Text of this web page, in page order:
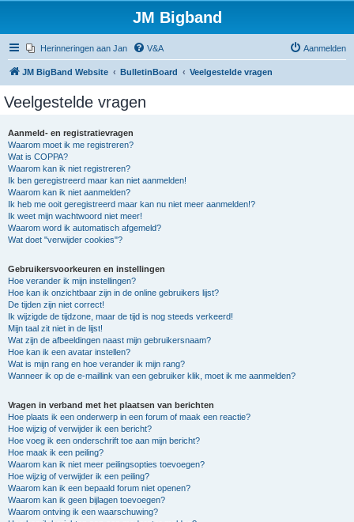
JM Bigband
Herinneringen aan Jan V&A Aanmelden
JM BigBand Website BulletinBoard Veelgestelde vragen
Veelgestelde vragen
Aanmeld- en registratievragen
Waarom moet ik me registreren?
Wat is COPPA?
Waarom kan ik niet registreren?
Ik ben geregistreerd maar kan niet aanmelden!
Waarom kan ik niet aanmelden?
Ik heb me ooit geregistreerd maar kan nu niet meer aanmelden!?
Ik weet mijn wachtwoord niet meer!
Waarom word ik automatisch afgemeld?
Wat doet "verwijder cookies"?
Gebruikersvoorkeuren en instellingen
Hoe verander ik mijn instellingen?
Hoe kan ik onzichtbaar zijn in de online gebruikers lijst?
De tijden zijn niet correct!
Ik wijzigde de tijdzone, maar de tijd is nog steeds verkeerd!
Mijn taal zit niet in de lijst!
Wat zijn de afbeeldingen naast mijn gebruikersnaam?
Hoe kan ik een avatar instellen?
Wat is mijn rang en hoe verander ik mijn rang?
Wanneer ik op de e-maillink van een gebruiker klik, moet ik me aanmelden?
Vragen in verband met het plaatsen van berichten
Hoe plaats ik een onderwerp in een forum of maak een reactie?
Hoe wijzig of verwijder ik een bericht?
Hoe voeg ik een onderschrift toe aan mijn bericht?
Hoe maak ik een peiling?
Waarom kan ik niet meer peilingsopties toevoegen?
Hoe wijzig of verwijder ik een peiling?
Waarom kan ik een bepaald forum niet openen?
Waarom kan ik geen bijlagen toevoegen?
Waarom ontving ik een waarschuwing?